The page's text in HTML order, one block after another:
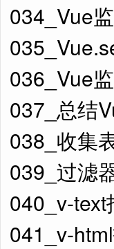
034_Vue
036_Vue
037_总结
038_收集
039_过滤
040_v-text
041_v-